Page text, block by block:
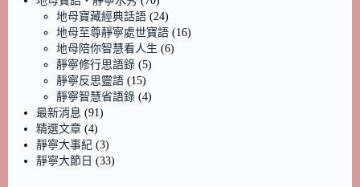
地母寶藏經典話語 (24)
地母至尊靜寧處世寶語 (16)
地母陪你智慧看人生 (6)
靜寧修行思語錄 (5)
靜寧反思靈語 (15)
靜寧智慧省語錄 (4)
最新消息 (91)
精選文章 (4)
靜寧大事紀 (3)
靜寧大節日 (33)